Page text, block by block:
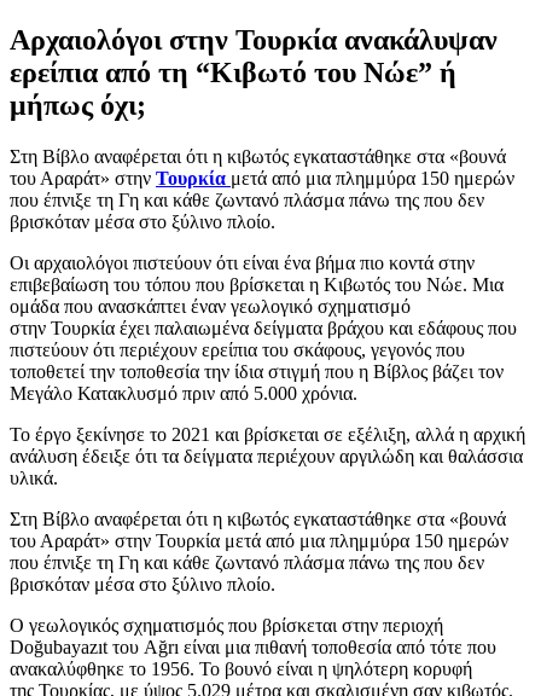
Αρχαιολόγοι στην Τουρκία ανακάλυψαν
ερείπια από τη “Κιβωτό του Νώε” ή
μήπως όχι;
Στη Βίβλο αναφέρεται ότι η κιβωτός εγκαταστάθηκε στα «βουνά
του Αραράτ» στην Τουρκία μετά από μια πλημμύρα 150 ημερών
που έπνιξε τη Γη και κάθε ζωντανό πλάσμα πάνω της που δεν
βρισκόταν μέσα στο ξύλινο πλοίο.
Οι αρχαιολόγοι πιστεύουν ότι είναι ένα βήμα πιο κοντά στην
επιβεβαίωση του τόπου που βρίσκεται η Κιβωτός του Νώε. Μια
ομάδα που ανασκάπτει έναν γεωλογικό σχηματισμό
στην Τουρκία έχει παλαιωμένα δείγματα βράχου και εδάφους που
πιστεύουν ότι περιέχουν ερείπια του σκάφους, γεγονός που
τοποθετεί την τοποθεσία την ίδια στιγμή που η Βίβλος βάζει τον
Μεγάλο Κατακλυσμό πριν από 5.000 χρόνια.
Το έργο ξεκίνησε το 2021 και βρίσκεται σε εξέλιξη, αλλά η αρχική
ανάλυση έδειξε ότι τα δείγματα περιέχουν αργιλώδη και θαλάσσια
υλικά.
Στη Βίβλο αναφέρεται ότι η κιβωτός εγκαταστάθηκε στα «βουνά
του Αραράτ» στην Τουρκία μετά από μια πλημμύρα 150 ημερών
που έπνιξε τη Γη και κάθε ζωντανό πλάσμα πάνω της που δεν
βρισκόταν μέσα στο ξύλινο πλοίο.
Ο γεωλογικός σχηματισμός που βρίσκεται στην περιοχή
Doğubayazıt του Ağrı είναι μια πιθανή τοποθεσία από τότε που
ανακαλύφθηκε το 1956. Το βουνό είναι η ψηλότερη κορυφή
της Τουρκίας, με ύψος 5.029 μέτρα και σκαλισμένη σαν κιβωτός.